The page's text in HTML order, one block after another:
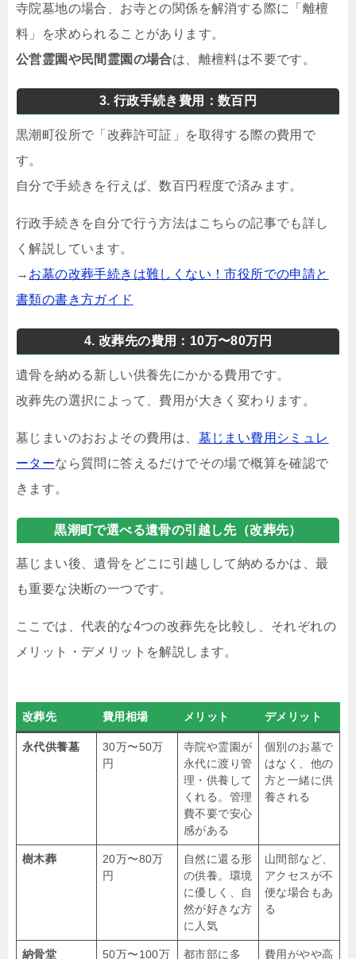
寺院墓地の場合、お寺との関係を解消する際に「離檀
料」を求められることがあります。
公営霊園や民間霊園の場合は、離檀料は不要です。
3. 行政手続き費用：数百円
黒潮町役所で「改葬許可証」を取得する際の費用で
す。
自分で手続きを行えば、数百円程度で済みます。
行政手続きを自分で行う方法はこちらの記事でも詳し
く解説しています。
→ お墓の改葬手続きは難しくない！市役所での申請と
書類の書き方ガイド
4. 改葬先の費用：10万〜80万円
遺骨を納める新しい供養先にかかる費用です。
改葬先の選択によって、費用が大きく変わります。
墓じまいのおおよその費用は、 墓じまい費用シミュレ
ーターなら質問に答えるだけでその場で概算を確認で
きます。
黒潮町で選べる遺骨の引越し先（改葬先）
墓じまい後、遺骨をどこに引越しして納めるかは、最
も重要な決断の一つです。
ここでは、代表的な4つの改葬先を比較し、それぞれの
メリット・デメリットを解説します。
改葬先 費用相場 メリット デメリット
永代供養墓
30万〜50万
円
寺院や霊園が
永代に渡り管
理・供養して
くれる。管理
費不要で安心
感がある
個別のお墓で
はなく、他の
方と一緒に供
養される
樹木葬
20万〜80万
円
自然に還る形
の供養。環境
に優しく、自
然が好きな方
に人気
山間部など、
アクセスが不
便な場合もあ
る
納骨堂 50万〜100万 都市部に多 費用がやや高